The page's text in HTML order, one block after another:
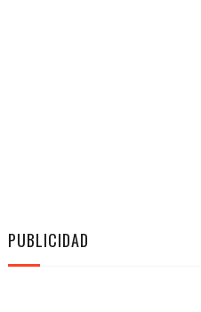
PUBLICIDAD